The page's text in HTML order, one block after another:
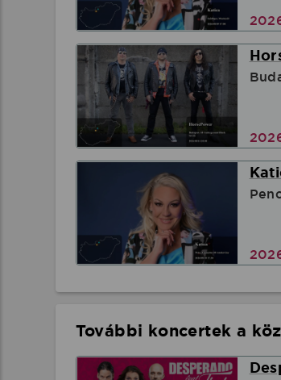
További koncertek a